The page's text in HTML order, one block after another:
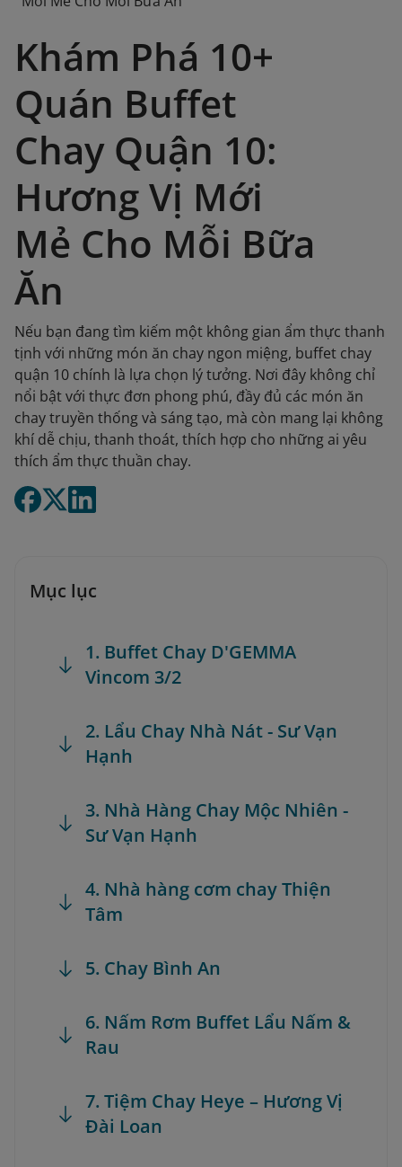
Khám Phá 10+
Quán Buffet
Chay Quận 10:
Hương Vị Mới
Mẻ Cho Mỗi Bữa
Ăn
Nếu bạn đang tìm kiếm một không gian ẩm thực thanh
tịnh với những món ăn chay ngon miệng, buffet chay
quận 10 chính là lựa chọn lý tưởng. Nơi đây không chỉ
nổi bật với thực đơn phong phú, đầy đủ các món ăn
chay truyền thống và sáng tạo, mà còn mang lại không
khí dễ chịu, thanh thoát, thích hợp cho những ai yêu
thích ẩm thực thuần chay.
Mục lục
1. Buffet Chay D'GEMMA
Vincom 3/2
2. Lẩu Chay Nhà Nát - Sư Vạn
Hạnh
3. Nhà Hàng Chay Mộc Nhiên -
Sư Vạn Hạnh
4. Nhà hàng cơm chay Thiện
Tâm
5. Chay Bình An
6. Nấm Rơm Buffet Lẩu Nấm &
Rau
7. Tiệm Chay Heye – Hương Vị
Đài Loan